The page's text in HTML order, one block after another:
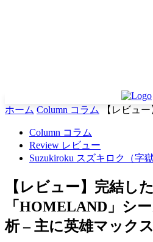
ホーム Column コラム 【レビュ
Column コラム
Review レビュー
Suzukiroku スズキロク（字
【レビュー】完結した
「HOMELAND」シ
析 – 主に英雄マック